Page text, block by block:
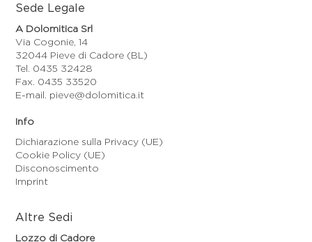
Sede Legale
A Dolomitica Srl
Via Cogonie, 14
32044 Pieve di Cadore (BL)
Tel. 0435 32428
Fax. 0435 33520
E-mail. pieve@dolomitica.it
Info
Dichiarazione sulla Privacy (UE)
Cookie Policy (UE)
Disconoscimento
Imprint
Altre Sedi
Lozzo di Cadore